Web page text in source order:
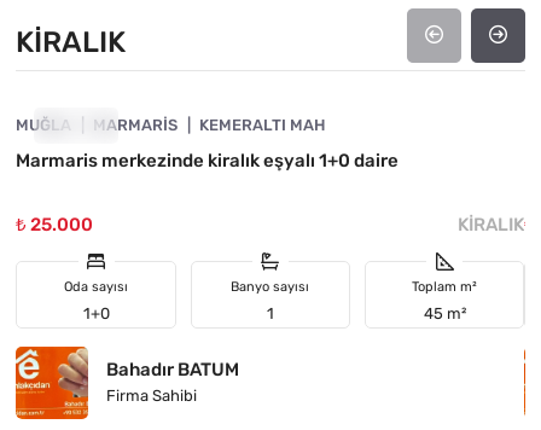
KIRALIK
KIRALIK
MUĞLA MARMARIS KEMERALTI MAH
Marmaris merkezinde kiralık eşyalı 1+0 daire
₺ 25.000 KIRALIK
Oda sayısı
1+0
Banyo sayısı
1
Toplam m²
45 m²
Bahadır BATUM
Firma Sahibi
₺